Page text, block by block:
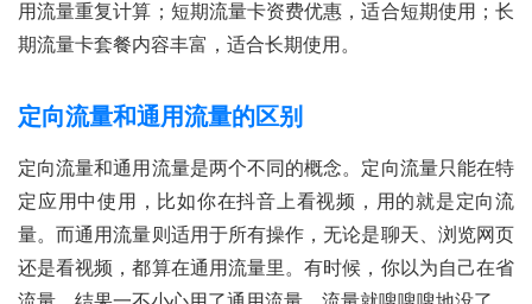
用流量重复计算；短期流量卡资费优惠，适合短期使用；长
期流量卡套餐内容丰富，适合长期使用。
定向流量和通用流量的区别
定向流量和通用流量是两个不同的概念。定向流量只能在特
定应用中使用，比如你在抖音上看视频，用的就是定向流
量。而通用流量则适用于所有操作，无论是聊天、浏览网页
还是看视频，都算在通用流量里。有时候，你以为自己在省